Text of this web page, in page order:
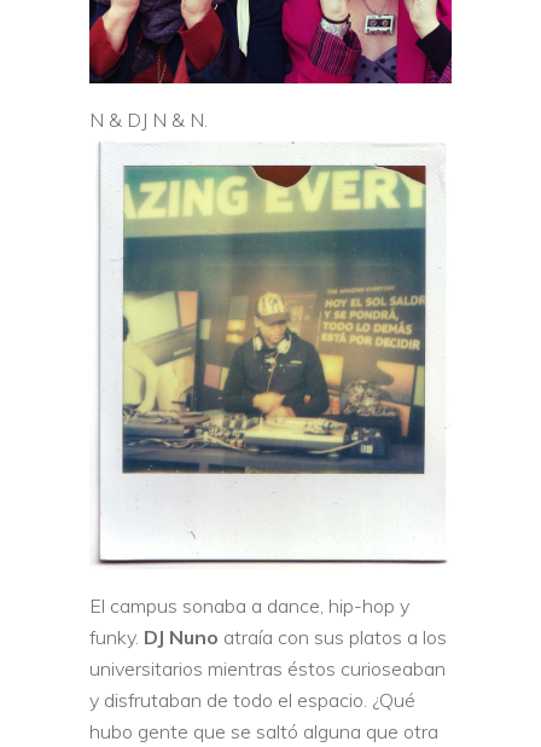
N & DJ N & N.
El campus sonaba a dance, hip-hop y
funky. DJ Nuno atraía con sus platos a los
universitarios mientras éstos curioseaban
y disfrutaban de todo el espacio. ¿Qué
hubo gente que se saltó alguna que otra